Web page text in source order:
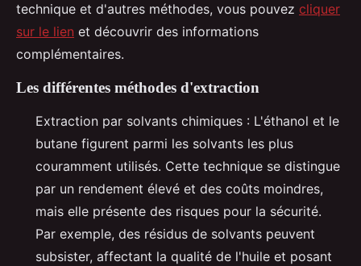
technique et d'autres méthodes, vous pouvez cliquer
sur le lien et découvrir des informations
complémentaires.
Les différentes méthodes d'extraction
Extraction par solvants chimiques : L'éthanol et le
butane figurent parmi les solvants les plus
couramment utilisés. Cette technique se distingue
par un rendement élevé et des coûts moindres,
mais elle présente des risques pour la sécurité.
Par exemple, des résidus de solvants peuvent
subsister, affectant la qualité de l'huile et posant